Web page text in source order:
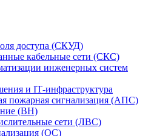
доступа (СКУД)
кабельные сети (СКС)
инженерных систем
и IT‑инфраструктура
пожарная сигнализация (АПС)
(ВН)
сети (ЛВС)
(ОС)